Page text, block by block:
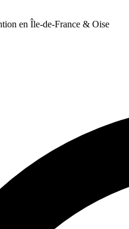
en Île-de-France & Oise